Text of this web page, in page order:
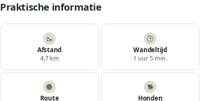
Praktische informatie
🥾
Afstand
4,7 km
🕒
Wandeltijd
1 uur 5 min.
🟠
Route
🐕
Honden